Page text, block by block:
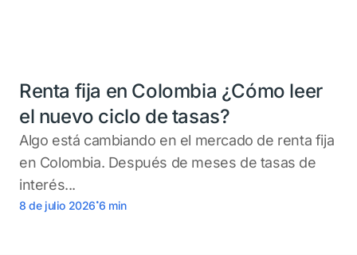
Renta fija en Colombia ¿Cómo leer
el nuevo ciclo de tasas?
Algo está cambiando en el mercado de renta fija
en Colombia. Después de meses de tasas de
interés...
8 de julio 2026.6 min